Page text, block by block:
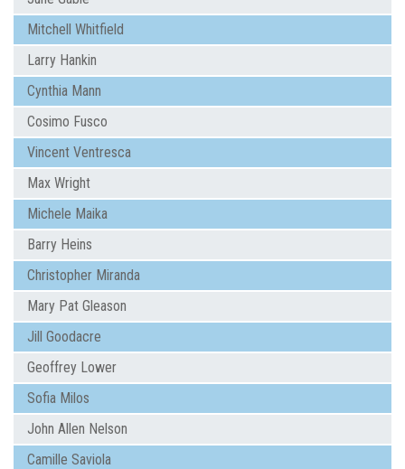
Mitchell Whitfield
Larry Hankin
Cynthia Mann
Cosimo Fusco
Vincent Ventresca
Max Wright
Michele Maika
Barry Heins
Christopher Miranda
Mary Pat Gleason
Jill Goodacre
Geoffrey Lower
Sofia Milos
John Allen Nelson
Camille Saviola